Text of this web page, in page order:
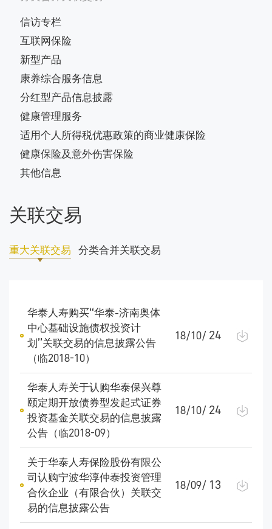
信访专栏
互联网保险
新型产品
康养综合服务信息
分红型产品信息披露
健康管理服务
适用个人所得税优惠政策的商业健康保险
健康保险及意外伤害保险
其他信息
关联交易
重大关联交易 分类合并关联交易
华泰人寿购买“华泰-济南奥体
中心基础设施债权投资计
划”关联交易的信息披露公告
（临2018-10）
18/10/ 24
华泰人寿关于认购华泰保兴尊
颐定期开放债券型发起式证券
投资基金关联交易的信息披露
公告（临2018-09）
18/10/ 24
关于华泰人寿保险股份有限公
司认购宁波华淳仲泰投资管理
合伙企业（有限合伙）关联交
易的信息披露公告
18/09/ 13